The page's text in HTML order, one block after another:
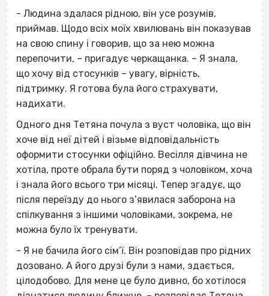
- Людина здалася рідною, він усе розумів,
приймав. Щодо всіх моїх хвилювань він показував
на свою спину і говорив, що за нею можна
перепочити, – пригадує черкащанка. – Я знала,
що хочу від стосунків – увагу, вірність,
підтримку. Я готова була його страхувати,
надихати.
Одного дня Тетяна почула з вуст чоловіка, що він
хоче від неї дітей і візьме відповідальність
оформити стосунки офіційно. Весілля дівчина не
хотіла, проте обрала бути поряд з чоловіком, хоча
і знала його всього три місяці. Тепер згадує, що
після переїзду до нього з’явилася заборона на
спілкування з іншими чоловіками, зокрема, не
можна було їх тренувати.
- Я не бачила його сім’ї. Він розповідав про рідних
дозовано. А його друзі були з нами, здається,
цілодобово. Для мене це було дивно, бо хотілося